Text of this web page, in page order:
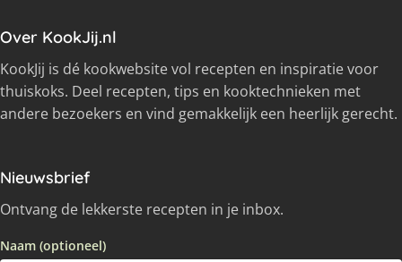
Over KookJij.nl
KookJij is dé kookwebsite vol recepten en inspiratie voor
thuiskoks. Deel recepten, tips en kooktechnieken met
andere bezoekers en vind gemakkelijk een heerlijk gerecht.
Nieuwsbrief
Ontvang de lekkerste recepten in je inbox.
Naam (optioneel)